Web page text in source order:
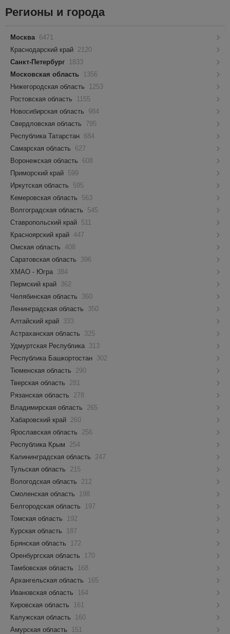
Регионы и города
Москва 6471
Краснодарский край 2120
Санкт-Петербург 1833
Московская область 1356
Нижегородская область
1253
Ростовская область
1155
Новосибирская область
984
Свердловская область
795
Республика Татарстан 684
Самарская область
627
Воронежская область
608
Приморский край 599
Иркутская область
595
Кемеровская область
563
Волгоградская область
545
Ставропольский край 511
Красноярский край 447
Омская область 408
Саратовская область
396
ХМАО - Югра 384
Пермский край 362
Челябинская область
360
Ленинградская область
350
Алтайский край 333
Астраханская область
325
Удмуртская Республика 313
Республика Башкортостан 302
Тюменская область
290
Тверская область
281
Рязанская область
278
Владимирская область
265
Хабаровский край 260
Ярославская область
256
Республика Крым
254
Калининградская область
247
Тульская область
215
Вологодская область
212
Смоленская область
198
Белгородская область
197
Томская область
192
Курская область
187
Брянская область
172
Оренбургская область
170
Тамбовская область
168
Архангельская область
165
Ивановская область
164
Кировская область
161
Калужская область
160
Амурская область
151